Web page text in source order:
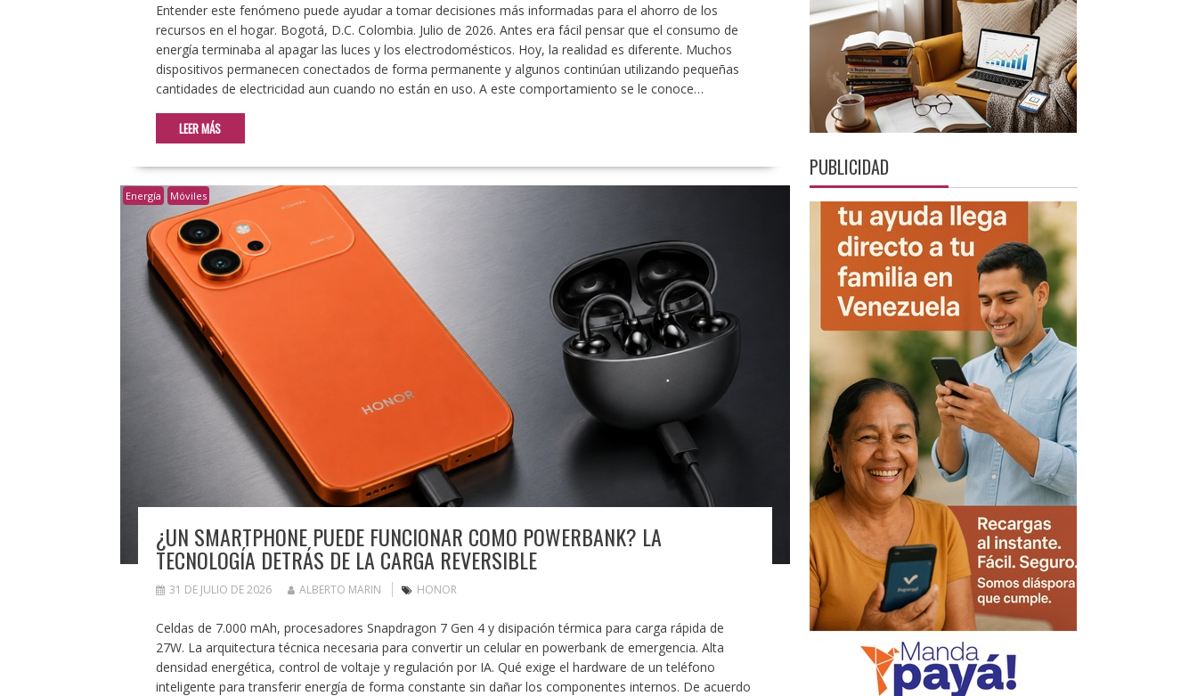
Entender este fenómeno puede ayudar a tomar decisiones más informadas para el ahorro de los
recursos en el hogar. Bogotá, D.C. Colombia. Julio de 2026. Antes era fácil pensar que el consumo de
energía terminaba al apagar las luces y los electrodomésticos. Hoy, la realidad es diferente. Muchos
dispositivos permanecen conectados de forma permanente y algunos continúan utilizando pequeñas
cantidades de electricidad aun cuando no están en uso. A este comportamiento se le conoce…
LEER MÁS
Energía Móviles
¿UN SMARTPHONE PUEDE FUNCIONAR COMO POWERBANK? LA
TECNOLOGÍA DETRÁS DE LA CARGA REVERSIBLE
31 DE JULIO DE 2026 ALBERTO MARIN HONOR
Celdas de 7.000 mAh, procesadores Snapdragon 7 Gen 4 y disipación térmica para carga rápida de
27W. La arquitectura técnica necesaria para convertir un celular en powerbank de emergencia. Alta
densidad energética, control de voltaje y regulación por IA. Qué exige el hardware de un teléfono
inteligente para transferir energía de forma constante sin dañar los componentes internos. De acuerdo
PUBLICIDAD